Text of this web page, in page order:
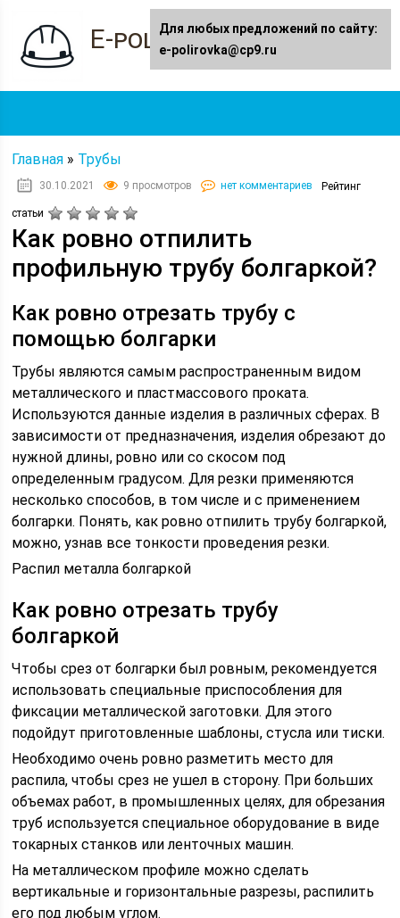
E-polirovka.ru
Главная » Трубы
30.10.2021 9 просмотров нет комментариев Рейтинг
статьи
Как ровно отпилить
профильную трубу болгаркой?
Как ровно отрезать трубу с
помощью болгарки
Трубы являются самым распространенным видом
металлического и пластмассового проката.
Используются данные изделия в различных сферах. В
зависимости от предназначения, изделия обрезают до
нужной длины, ровно или со скосом под
определенным градусом. Для резки применяются
несколько способов, в том числе и с применением
болгарки. Понять, как ровно отпилить трубу болгаркой,
можно, узнав все тонкости проведения резки.
Распил металла болгаркой
Как ровно отрезать трубу
болгаркой
Чтобы срез от болгарки был ровным, рекомендуется
использовать специальные приспособления для
фиксации металлической заготовки. Для этого
подойдут приготовленные шаблоны, стусла или тиски.
Необходимо очень ровно разметить место для
распила, чтобы срез не ушел в сторону. При больших
объемах работ, в промышленных целях, для обрезания
труб используется специальное оборудование в виде
токарных станков или ленточных машин.
На металлическом профиле можно сделать
вертикальные и горизонтальные разрезы, распилить
его под любым углом.
Для любых предложений по сайту:
e-polirovka@cp9.ru